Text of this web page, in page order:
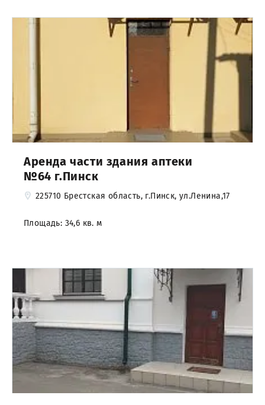
Аренда части здания аптеки
№64 г.Пинск
225710 Брестская область, г.Пинск, ул.Ленина,17
Площадь: 34,6 кв. м